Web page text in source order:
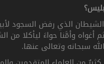
الذي رفض السجود
أغواه وأمَّنا حواءَ ليأكلا من
سبحانه وتعالى عنها.